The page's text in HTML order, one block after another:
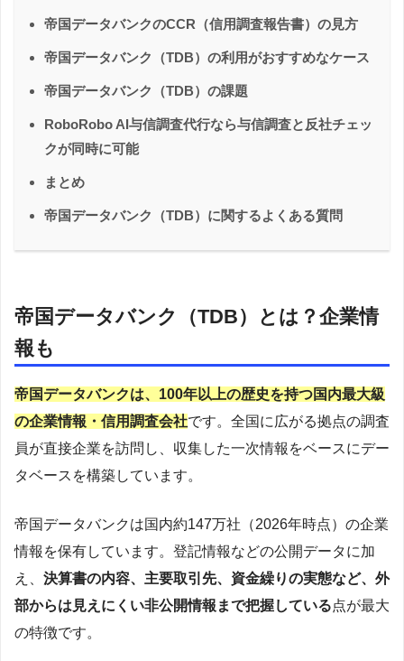
帝国データバンクのCCR（信用調査報告書）の見方
帝国データバンク（TDB）の利用がおすすめなケース
帝国データバンク（TDB）の課題
RoboRobo AI与信調査代行なら与信調査と反社チェッ
クが同時に可能
まとめ
帝国データバンク（TDB）に関するよくある質問
帝国データバンク（TDB）とは？企業情
報も
帝国データバンクは、100年以上の歴史を持つ国内最大級
の企業情報・信用調査会社です。全国に広がる拠点の調査
員が直接企業を訪問し、収集した一次情報をベースにデー
タベースを構築しています。
帝国データバンクは国内約147万社（2026年時点）の企業
情報を保有しています。登記情報などの公開データに加
え、 決算書の内容、主要取引先、資金繰りの実態など、外
部からは見えにくい非公開情報まで把握している点が最大
の特徴です。